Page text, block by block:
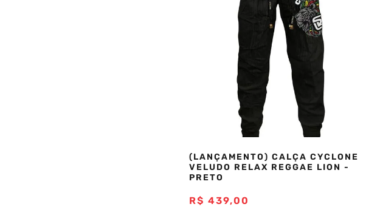
(LANÇAMENTO) CALÇA CYCLONE
VELUDO RELAX REGGAE LION -
PRETO
R$ 439,00